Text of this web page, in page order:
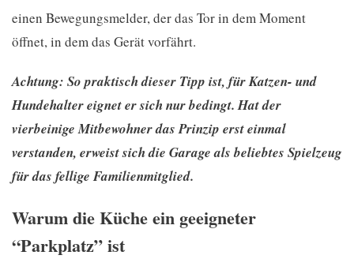
einen Bewegungsmelder, der das Tor in dem Moment
öffnet, in dem das Gerät vorfährt.
Achtung: So praktisch dieser Tipp ist, für Katzen- und
Hundehalter eignet er sich nur bedingt. Hat der
vierbeinige Mitbewohner das Prinzip erst einmal
verstanden, erweist sich die Garage als beliebtes Spielzeug
für das fellige Familienmitglied.
Warum die Küche ein geeigneter
“Parkplatz” ist